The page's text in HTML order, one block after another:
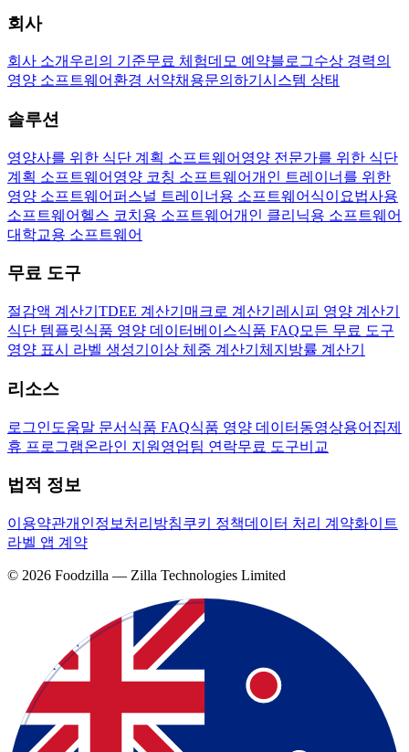
회사
회사 소개 우리의 기준무료 체험데모 예약블로그수상 경력의
영양 소프트웨어 환경 서약채용문의하기 시스템 상태
솔루션
영양사를 위한 식단 계획 소프트웨어 영양 전문가를 위한 식단
계획 소프트웨어 영양 코칭 소프트웨어개인 트레이너를 위한
영양 소프트웨어 퍼스널 트레이너용 소프트웨어 식이요법사용
소프트웨어 헬스 코치용 소프트웨어개인 클리닉용 소프트웨어
대학교용 소프트웨어
무료 도구
절감액 계산기 TDEE 계산기 매크로 계산기 레시피 영양 계산기
식단 템플릿식품 영양 데이터베이스식품 FAQ 모든 무료 도구
영양 표시 라벨 생성기 이상 체중 계산기 체지방률 계산기
리소스
로그인 도움말 문서 식품 FAQ식품 영양 데이터 동영상용어집제
휴 프로그램온라인 지원 영업팀 연락무료 도구비교
법적 정보
이용약관개인정보처리방침쿠키 정책데이터 처리 계약화이트
라벨 앱 계약
© 2026 Foodzilla — Zilla Technologies Limited